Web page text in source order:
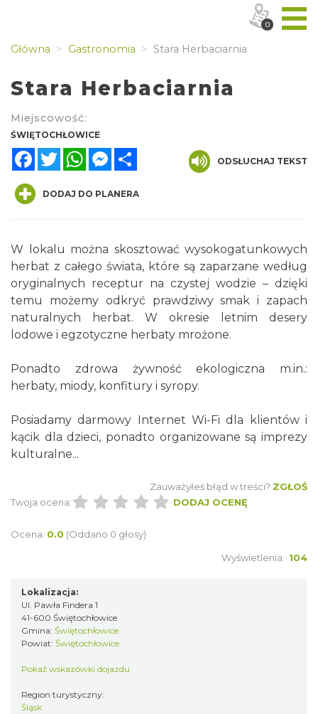
Główna Gastronomia Stara Herbaciarnia
Stara Herbaciarnia
Miejscowość:
ŚWIĘTOCHŁOWICE
FacebookTwitterWhatsAppMessenger
ODSŁUCHAJ TEKST
DODAJ DO PLANERA
W lokalu można skosztować wysokogatunkowych
herbat z całego świata, które są zaparzane według
oryginalnych receptur na czystej wodzie – dzięki
temu możemy odkryć prawdziwy smak i zapach
naturalnych herbat. W okresie letnim desery
lodowe i egzotyczne herbaty mrożone.
Ponadto zdrowa żywność ekologiczna m.in.:
herbaty, miody, konfitury i syropy.
Posiadamy darmowy Internet Wi-Fi dla klientów i
kącik dla dzieci, ponadto organizowane są imprezy
kulturalne...
Zauważyłeś błąd w treści? ZGŁOŚ
Twoja ocena:
DODAJ OCENĘ
Ocena: 0.0 (Oddano 0 głosy)
Wyświetlenia: 104
Lokalizacja:
Ul. Pawła Findera 1
41-600 Świętochłowice
Gmina: Świętochłowice
Powiat: Świętochłowice
Pokaż wskazówki dojazdu
Region turystyczny:
Śląsk
0